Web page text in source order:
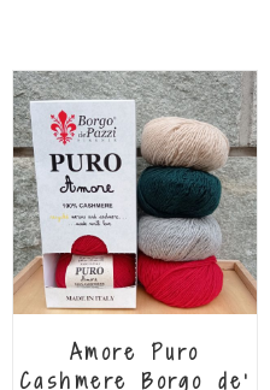
IN
OFF
ERT
A!
Amore Puro
Cashmere Borgo de’